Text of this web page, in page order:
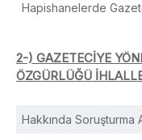
Hapishanelerde
2-) GAZETECİYE
ÖZGÜRLÜĞÜ
Hakkında Soruşturma